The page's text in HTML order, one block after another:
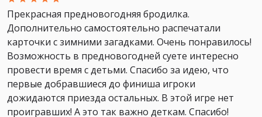
Прекрасная предновогодняя бродилка.
Дополнительно самостоятельно распечатали
карточки с зимними загадками. Очень понравилось!
Возможность в предновогодней суете интересно
провести время с детьми. Спасибо за идею, что
первые добравшиеся до финиша игроки
дожидаются приезда остальных. В этой игре нет
проигравших! А это так важно деткам. Спасибо!